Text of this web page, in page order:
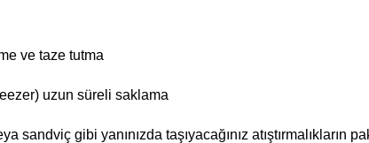
ve taze tutma
uzun süreli saklama
sandviç gibi yanınızda taşıyacağınız atıştırmalıkların